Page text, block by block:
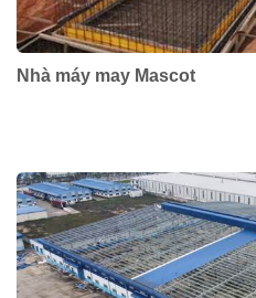
Nhà máy may Mascot